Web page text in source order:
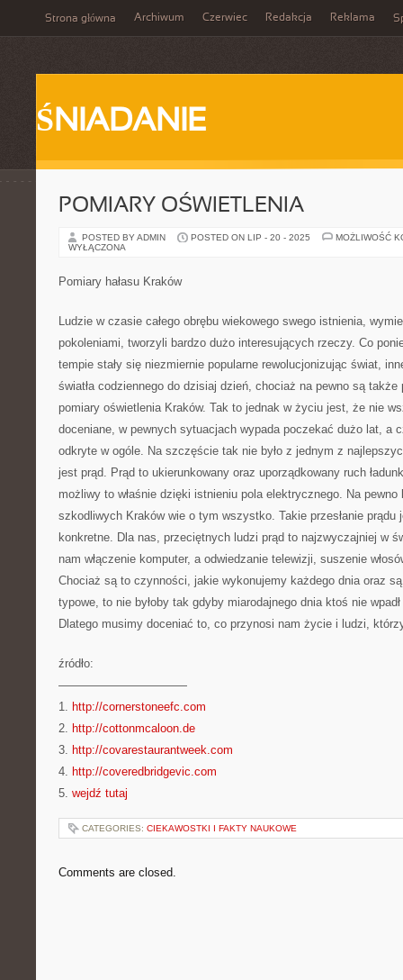
Strona główna Archiwum Czerwiec Redakcja Reklama
ŚNIADANIE
POMIARY OŚWIETLENIA
POSTED BY ADMIN POSTED ON LIP - 20 - 2025
MOŻLIWOŚĆ
WYŁĄCZONA
Pomiary hałasu Kraków
Ludzie w czasie całego obrębu wiekowego swego istnienia,
pokoleniami, tworzyli bardzo dużo interesujących rzeczy. Co
tempie stały się niezmiernie popularne rewolucjonizując świat,
światła codziennego do dzisiaj dzień, chociaż na pewno są
pomiary oświetlenia Kraków. Tak to jednak w życiu jest, że nie
doceniane, w pewnych sytuacjach wypada poczekać dużo lat, a
odkryte w ogóle. Na szczęście tak nie było z jednym z
jest prąd. Prąd to ukierunkowany oraz uporządkowany ruch
możliwy to właśnie dzięki istnieniu pola elektrycznego. Na pewno
szkodliwych Kraków wie o tym wszystko. Takie przesłanie prądu
konkretne. Dla nas, przeciętnych ludzi prąd to najzwyczajniej w
nam włączenie komputer, a odwiedzanie telewizji, suszenie
Chociaż są to czynności, jakie wykonujemy każdego dnia oraz
typowe, to nie byłoby tak gdyby miarodajnego dnia ktoś nie
Dlatego musimy doceniać to, co przynosi nam życie i ludzi,
źródło:
———————————
1. http://cornerstoneefc.com
2. http://cottonmcaloon.de
3. http://covarestaurantweek.com
4. http://coveredbridgevic.com
5. wejdź tutaj
CATEGORIES: CIEKAWOSTKI I FAKTY NAUKOWE
Comments are closed.